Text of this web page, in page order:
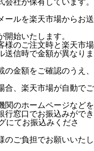
社が保有しています。
ールを楽天市場からお送
始いたします。
様のご注文時と楽天市場
送信時で金額が異なりま
金額をご確認のうえ、
合、楽天市場が自動でご
関のホームページなどを
行窓口でお振込みができ
にてお振込みくださ
のご負担でお願いいたし